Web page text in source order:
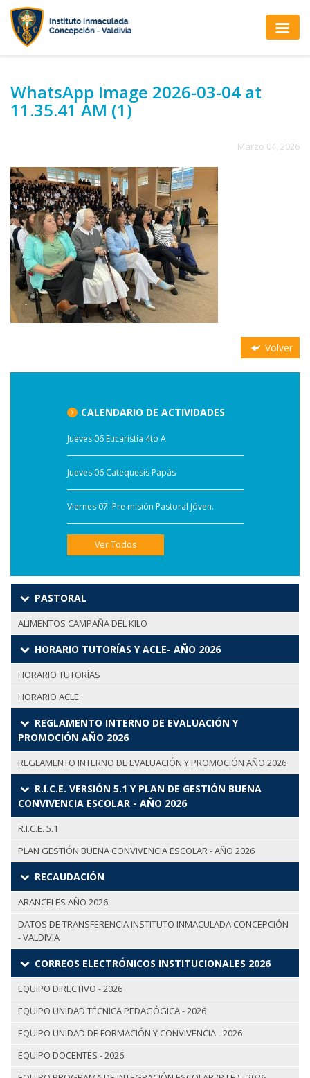
WhatsApp Image 2026-03-04 at
11.35.41 AM (1)
Marzo 04, 2026
Volver
CALENDARIO DE ACTIVIDADES
Jueves 06 Eucaristía 4to A
Jueves 06 Catequesis Papás
Viernes 07: Pre misión Pastoral Jóven.
Ver Todos
PASTORAL
ALIMENTOS CAMPAÑA DEL KILO
HORARIO TUTORÍAS Y ACLE- AÑO 2026
HORARIO TUTORÍAS
HORARIO ACLE
REGLAMENTO INTERNO DE EVALUACIÓN Y
PROMOCIÓN AÑO 2026
REGLAMENTO INTERNO DE EVALUACIÓN Y PROMOCIÓN AÑO 2026
R.I.C.E. VERSIÓN 5.1 Y PLAN DE GESTIÓN BUENA
CONVIVENCIA ESCOLAR - AÑO 2026
R.I.C.E. 5.1
PLAN GESTIÓN BUENA CONVIVENCIA ESCOLAR - AÑO 2026
RECAUDACIÓN
ARANCELES AÑO 2026
DATOS DE TRANSFERENCIA INSTITUTO INMACULADA CONCEPCIÓN
- VALDIVIA
CORREOS ELECTRÓNICOS INSTITUCIONALES 2026
EQUIPO DIRECTIVO - 2026
EQUIPO UNIDAD TÉCNICA PEDAGÓGICA - 2026
EQUIPO UNIDAD DE FORMACIÓN Y CONVIVENCIA - 2026
EQUIPO DOCENTES - 2026